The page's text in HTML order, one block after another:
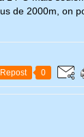
de 2000m, on
Repost 0